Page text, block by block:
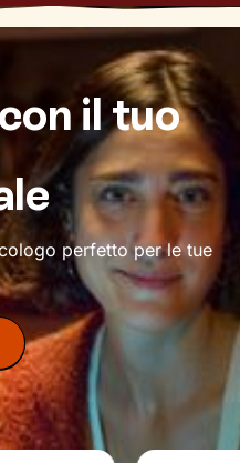
cosa cambiare
di ascolto e
avrai modo di
significati
di affrontare la vita
il tuo
perfetto per le tue